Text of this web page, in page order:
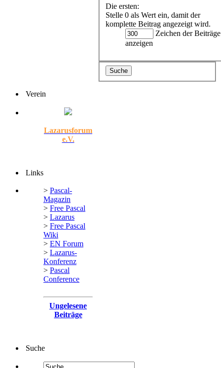
Die ersten:
Stelle 0 als Wert ein, damit der
komplette Beitrag angezeigt wird.
Zeichen der Beiträge
anzeigen
Verein
Lazarusforum
e.V.
Links
> Pascal-
Magazin
> Free Pascal
> Lazarus
> Free Pascal
Wiki
> EN Forum
> Lazarus-
Konferenz
> Pascal
Conference
Ungelesene
Beiträge
Suche